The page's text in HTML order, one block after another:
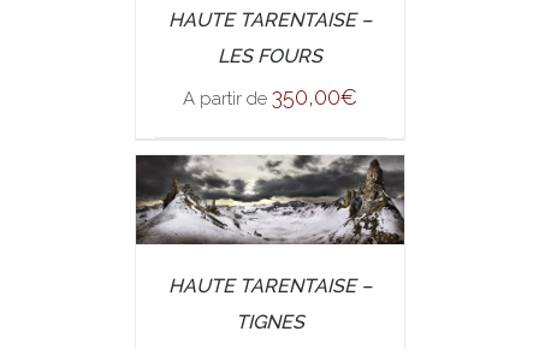
SELECT OPTIONS /
HAUTE TARENTAISE –
LES FOURS
A partir de 350,00€
SELECT OPTIONS /
HAUTE TARENTAISE –
TIGNES